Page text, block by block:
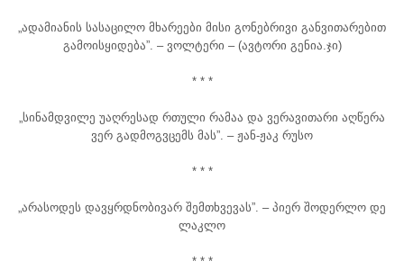
„ადამიანის სასაცილო მხარეები მისი გონებრივი განვითარებით
გამოისყიდება”. – ვოლტერი – (ავტორი გენია.ჯი)
* * *
„სინამდვილე უაღრესად რთული რამაა და ვერავითარი აღწერა
ვერ გადმოგვცემს მას”. – ჟან-ჟაკ რუსო
* * *
„არასოდეს დავყრდნობივარ შემთხვევას”. – პიერ შოდერლო დე
ლაკლო
* * *